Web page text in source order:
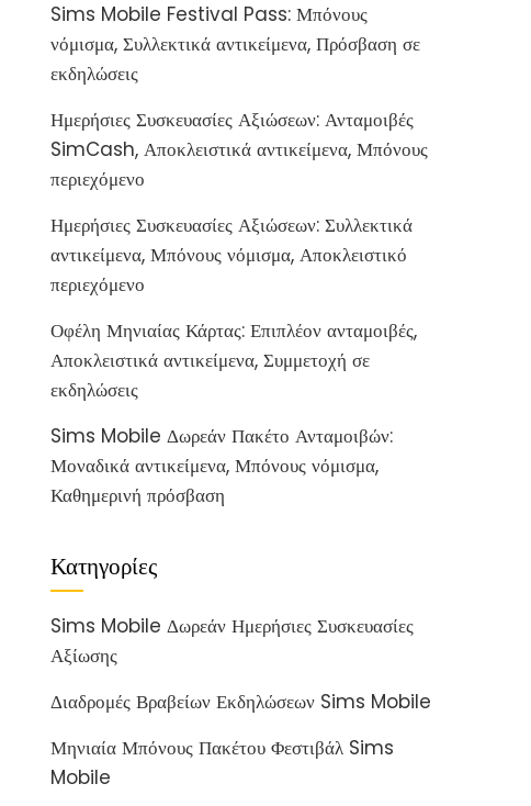
Sims Mobile Festival Pass: Μπόνους
νόμισμα, Συλλεκτικά αντικείμενα, Πρόσβαση σε
εκδηλώσεις
Ημερήσιες Συσκευασίες Αξιώσεων: Ανταμοιβές
SimCash, Αποκλειστικά αντικείμενα, Μπόνους
περιεχόμενο
Ημερήσιες Συσκευασίες Αξιώσεων: Συλλεκτικά
αντικείμενα, Μπόνους νόμισμα, Αποκλειστικό
περιεχόμενο
Οφέλη Μηνιαίας Κάρτας: Επιπλέον ανταμοιβές,
Αποκλειστικά αντικείμενα, Συμμετοχή σε
εκδηλώσεις
Sims Mobile Δωρεάν Πακέτο Ανταμοιβών:
Μοναδικά αντικείμενα, Μπόνους νόμισμα,
Καθημερινή πρόσβαση
Κατηγορίες
Sims Mobile Δωρεάν Ημερήσιες Συσκευασίες
Αξίωσης
Διαδρομές Βραβείων Εκδηλώσεων Sims Mobile
Μηνιαία Μπόνους Πακέτου Φεστιβάλ Sims
Mobile